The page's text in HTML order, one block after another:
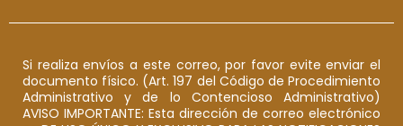
Si realiza envíos a este correo, por favor evite enviar el
documento físico. (Art. 197 del Código de Procedimiento
Administrativo y de lo Contencioso Administrativo)
AVISO IMPORTANTE: Esta dirección de correo electrónico